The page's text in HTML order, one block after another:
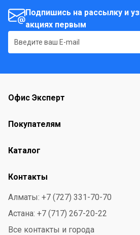
Подпишись на рассылку и
акциях первым
Офис Эксперт
Покупателям
Каталог
Контакты
Алматы: +7 (727) 331-70-70
Астана: +7 (717) 267-20-22
Все контакты и города